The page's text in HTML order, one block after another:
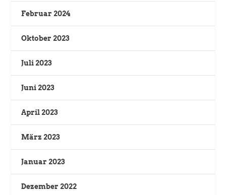
Februar 2024
Oktober 2023
Juli 2023
Juni 2023
April 2023
März 2023
Januar 2023
Dezember 2022